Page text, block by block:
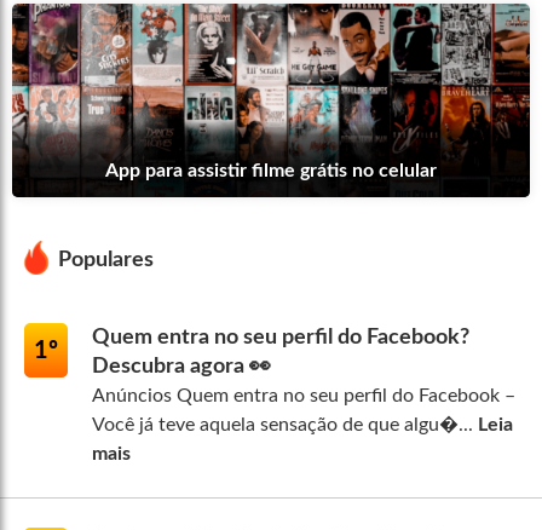
App para assistir filme grátis no celular
Populares
1º
Quem entra no seu perfil do Facebook?
Descubra agora 👀
Anúncios Quem entra no seu perfil do Facebook –
Você já teve aquela sensação de que algu�... Leia
mais